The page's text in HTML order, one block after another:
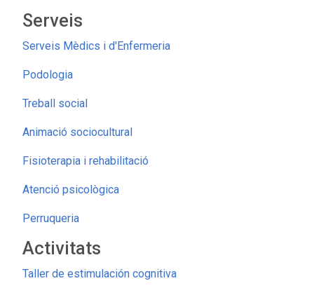
Serveis
Serveis Mèdics i d'Enfermeria
Podologia
Treball social
Animació sociocultural
Fisioterapia i rehabilitació
Atenció psicològica
Perruqueria
Activitats
Taller de estimulación cognitiva